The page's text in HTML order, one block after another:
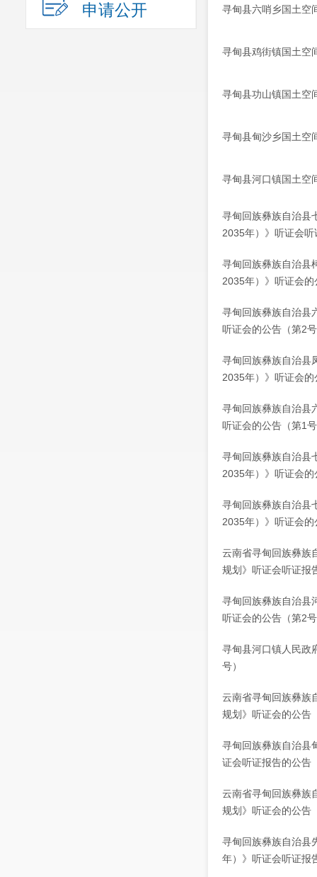
申请公开
寻甸县六哨乡国土空
寻甸县鸡街镇国土空
寻甸县功山镇国土空
寻甸县甸沙乡国土空
寻甸县河口镇国土空
寻甸回族彝族自治县
2035年）》听证会
寻甸回族彝族自治县
2035年）》听证会的
寻甸回族彝族自治县
听证会的公告（第2
寻甸回族彝族自治县
2035年）》听证会的
寻甸回族彝族自治县
听证会的公告（第1
寻甸回族彝族自治县
2035年）》听证会
寻甸回族彝族自治县
2035年）》听证会
云南省寻甸回族彝族
规划》听证会听证报
寻甸回族彝族自治县
听证会的公告（第2
寻甸县河口镇人民政
号）
云南省寻甸回族彝族
规划》听证会的公告
寻甸回族彝族自治县
证会听证报告的公告
云南省寻甸回族彝族
规划》听证会的公告
寻甸回族彝族自治县
年）》听证会听证报